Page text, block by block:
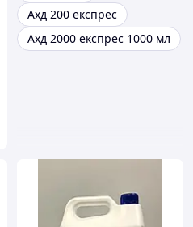
Ахд 200 експрес
Ахд 2000 експрес 1000 мл